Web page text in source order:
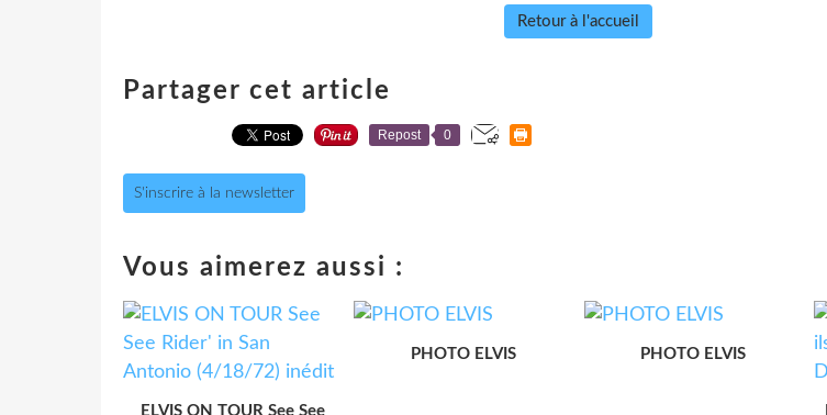
Retour à l'accueil
Partager cet article
Repost 0
S'inscrire à la newsletter
Vous aimerez aussi :
ELVIS ON TOUR See See
PHOTO ELVIS PHOTO ELVIS